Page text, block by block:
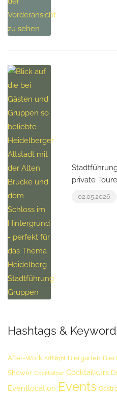
private
02.05.2026
Hashtags &
After-Work ArtNight Biergarten
Shower Cocktailbar Cocktailkurs
Eventlocation Events